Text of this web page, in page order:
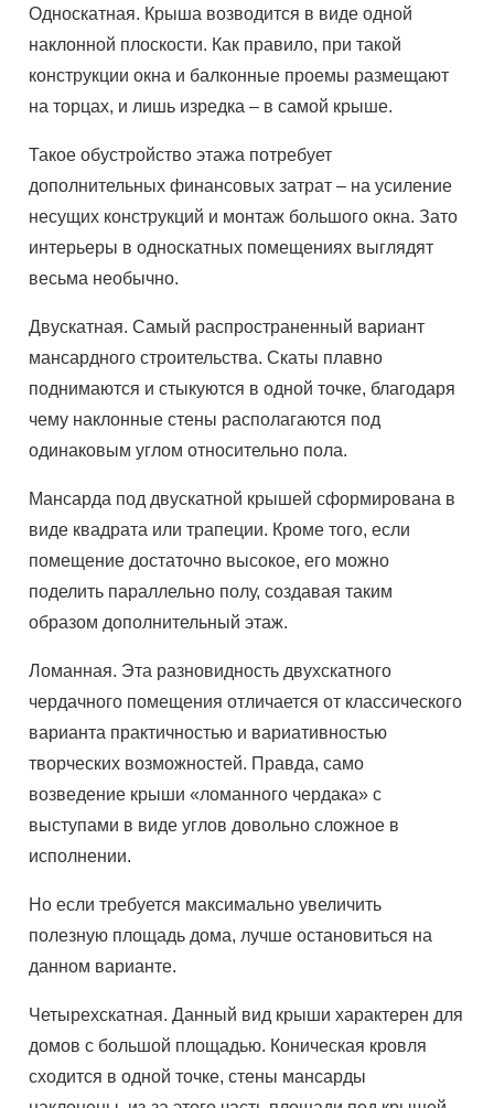
Односкатная. Крыша возводится в виде одной
наклонной плоскости. Как правило, при такой
конструкции окна и балконные проемы размещают
на торцах, и лишь изредка – в самой крыше.
Такое обустройство этажа потребует
дополнительных финансовых затрат – на усиление
несущих конструкций и монтаж большого окна. Зато
интерьеры в односкатных помещениях выглядят
весьма необычно.
Двускатная. Самый распространенный вариант
мансардного строительства. Скаты плавно
поднимаются и стыкуются в одной точке, благодаря
чему наклонные стены располагаются под
одинаковым углом относительно пола.
Мансарда под двускатной крышей сформирована в
виде квадрата или трапеции. Кроме того, если
помещение достаточно высокое, его можно
поделить параллельно полу, создавая таким
образом дополнительный этаж.
Ломанная. Эта разновидность двухскатного
чердачного помещения отличается от классического
варианта практичностью и вариативностью
творческих возможностей. Правда, само
возведение крыши «ломанного чердака» с
выступами в виде углов довольно сложное в
исполнении.
Но если требуется максимально увеличить
полезную площадь дома, лучше остановиться на
данном варианте.
Четырехскатная. Данный вид крыши характерен для
домов с большой площадью. Коническая кровля
сходится в одной точке, стены мансарды